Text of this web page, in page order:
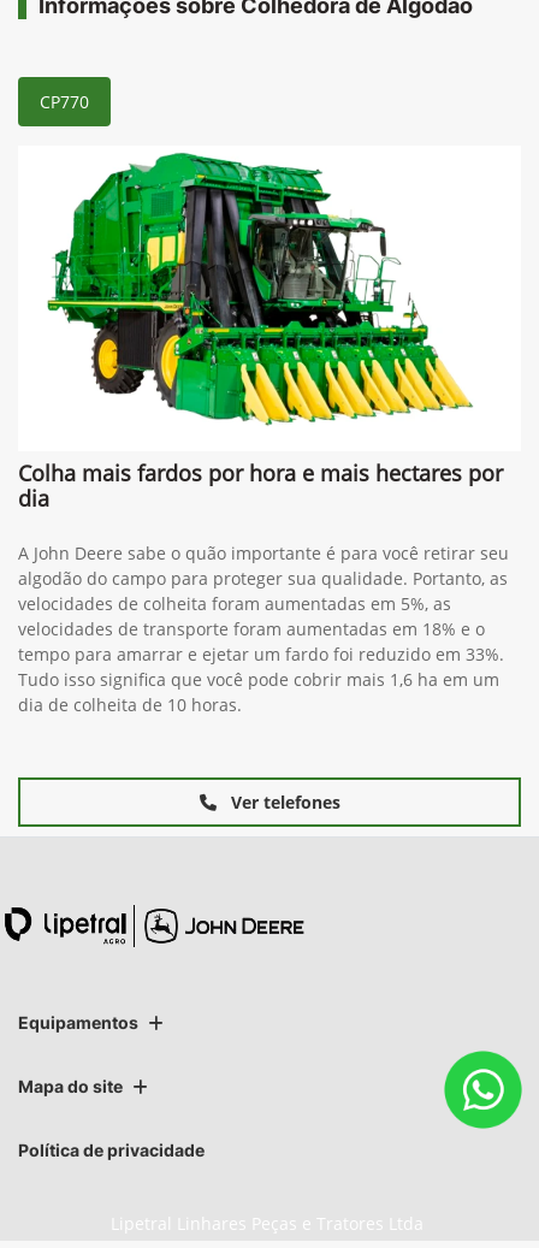
Informações sobre Colhedora de Algodão
CP770
Colha mais fardos por hora e mais hectares por
dia
A John Deere sabe o quão importante é para você retirar seu
algodão do campo para proteger sua qualidade. Portanto, as
velocidades de colheita foram aumentadas em 5%, as
velocidades de transporte foram aumentadas em 18% e o
tempo para amarrar e ejetar um fardo foi reduzido em 33%.
Tudo isso significa que você pode cobrir mais 1,6 ha em um
dia de colheita de 10 horas.
Ver telefones
Equipamentos
Mapa do site
Política de privacidade
Lipetral Linhares Peças e Tratores Ltda